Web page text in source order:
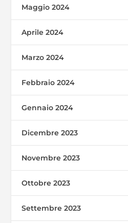
Maggio 2024
Aprile 2024
Marzo 2024
Febbraio 2024
Gennaio 2024
Dicembre 2023
Novembre 2023
Ottobre 2023
Settembre 2023